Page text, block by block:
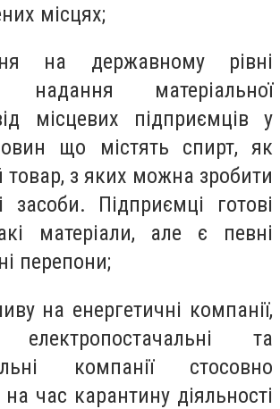
місцях;
на державному рівні
надання матеріальної
місцевих підприємців у
що містять спирт, як
товар, з яких можна зробити
засоби. Підприємці готові
матеріали, але є певні
перепони;
на енергетичні компанії,
та
компанії стосовно
час карантину діяльності